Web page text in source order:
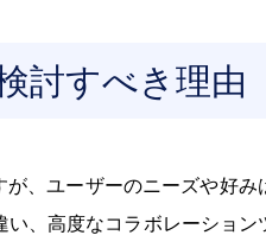
討すべき理由
、ユーザーのニーズや好
、高度なコラボレーショ